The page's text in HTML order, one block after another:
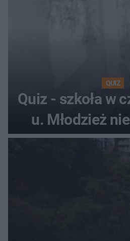
QUIZ
Quiz - szkoła w
u. Młodzież